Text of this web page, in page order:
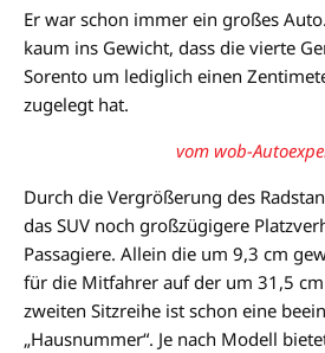
Er war schon immer ein großes
kaum ins Gewicht, dass die vierte
Sorento um lediglich einen
zugelegt hat.
vom wob-
Durch die Vergrößerung des
das SUV noch großzügigere
Passagiere. Allein die um 9,3 cm
für die Mitfahrer auf der um 31,5
zweiten Sitzreihe ist schon eine
„Hausnummer“. Je nach Modell